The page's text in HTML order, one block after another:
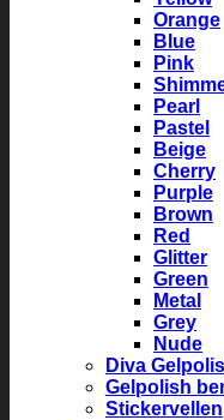
Orange
Blue
Pink
Pearl
Pastel
Beige
Cherry
Purple
Brown
Red
Glitter
Green
Metal
Grey
Nude
Diva
Gelpolish
Stickervellen